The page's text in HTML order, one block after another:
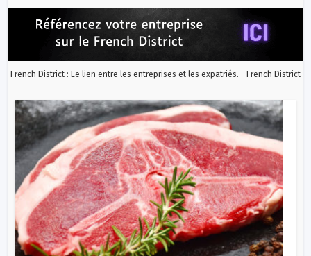
French District : Le lien entre les entreprises et les expatriés. - French District